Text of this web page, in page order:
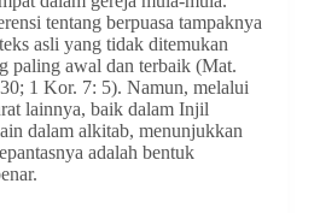
tentang berpuasa tampaknya
asli yang tidak ditemukan
paling awal dan terbaik (Mat.
1 Kor. 7: 5). Namun, melalui
lainnya, baik dalam Injil
dalam alkitab, menunjukkan
adalah bentuk